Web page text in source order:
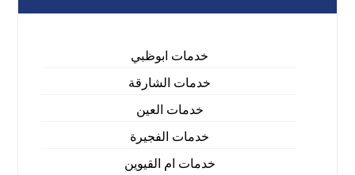
خدمات ابوظبي
خدمات الشارقة
خدمات العين
خدمات الفجيرة
خدمات ام القيوين